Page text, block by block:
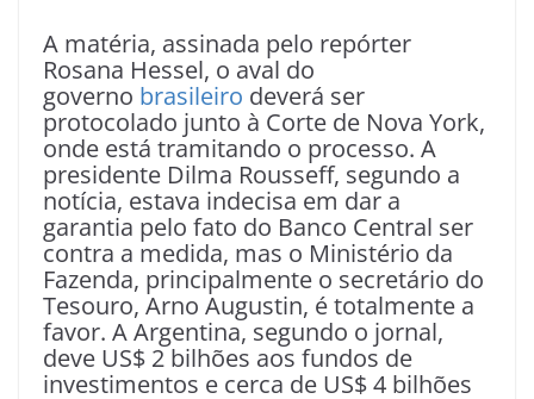
A matéria, assinada pelo repórter
Rosana Hessel, o aval do
governo brasileiro deverá ser
protocolado junto à Corte de Nova York,
onde está tramitando o processo. A
presidente Dilma Rousseff, segundo a
notícia, estava indecisa em dar a
garantia pelo fato do Banco Central ser
contra a medida, mas o Ministério da
Fazenda, principalmente o secretário do
Tesouro, Arno Augustin, é totalmente a
favor. A Argentina, segundo o jornal,
deve US$ 2 bilhões aos fundos de
investimentos e cerca de US$ 4 bilhões